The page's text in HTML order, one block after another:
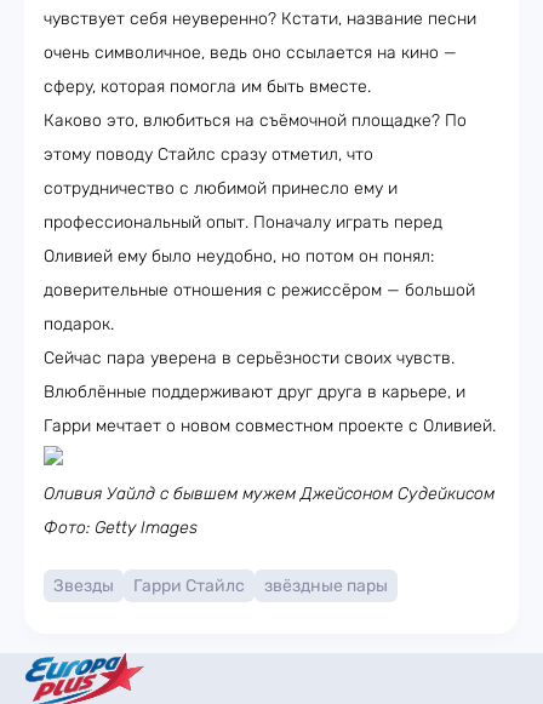
чувствует себя неуверенно? Кстати, название песни
очень символичное, ведь оно ссылается на кино —
сферу, которая помогла им быть вместе.
Каково это, влюбиться на съёмочной площадке? По
этому поводу Стайлс сразу отметил, что
сотрудничество с любимой принесло ему и
профессиональный опыт. Поначалу играть перед
Оливией ему было неудобно, но потом он понял:
доверительные отношения с режиссёром — большой
подарок.
Сейчас пара уверена в серьёзности своих чувств.
Влюблённые поддерживают друг друга в карьере, и
Гарри мечтает о новом совместном проекте с Оливией.
Оливия Уайлд с бывшем мужем Джейсоном Судейкисом
Фото: Getty Images
Звезды Гарри Стайлс звёздные пары